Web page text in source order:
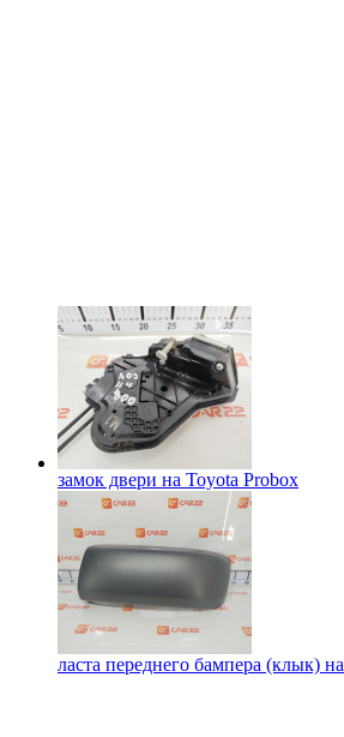
замок двери на Toyota Probox
ласта переднего бампера (клык) на